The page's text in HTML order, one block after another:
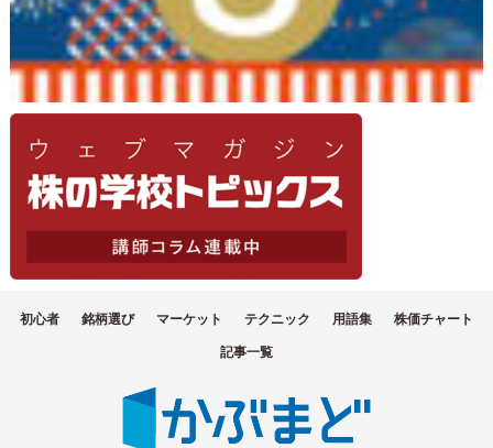
初心者 銘柄選び マーケット テクニック 用語集 株価チャート
記事一覧